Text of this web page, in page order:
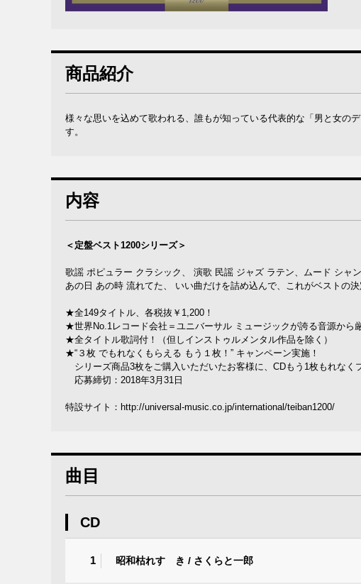
商品紹介
様々な思いを込めて歌われる、誰もが知っている代表的な「男と女の
す。
内容
＜定盤ベスト1200シリーズ＞
歌謡 ポピュラー クラシック、 演歌 民謡 ジャズ ラテン、ムード シャ
あの日 あの時 流れてた、 いい曲だけを詰め込んで、これがベストの
★全149タイトル、各税抜￥1,200！
★世界No.1レコード会社＝ユニバーサル ミュージックが誇る音源から
★全タイトル歌詞付！（但しインストゥルメンタル作品を除く）
★“３枚 でもれなくもらえる もう１枚！” キャンペーン実施！
シリーズ商品3枚をご購入いただいたお客様に、CDもう1枚もれなく
応募締切：2018年3月31日
特設サイト： http://universal-music.co.jp/international/teiban1200/
曲目
CD
1 昭和枯れすゝき / さくらと一郎